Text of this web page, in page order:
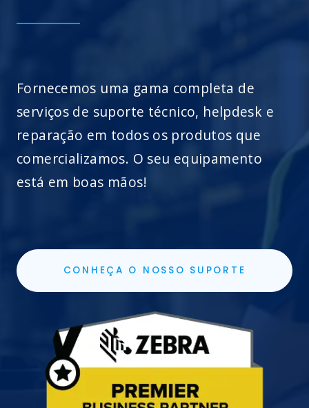
Fornecemos uma gama completa de
serviços de suporte técnico, helpdesk e
reparação em todos os produtos que
comercializamos. O seu equipamento
está em boas mãos!
CONHEÇA O NOSSO SUPORTE